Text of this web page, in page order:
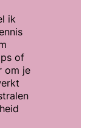
ik
of
om je